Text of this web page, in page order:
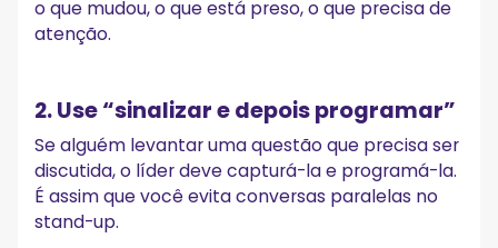
o que mudou, o que está preso, o que precisa de
atenção.
2. Use “sinalizar e depois programar”
Se alguém levantar uma questão que precisa ser
discutida, o líder deve capturá-la e programá-la.
É assim que você evita conversas paralelas no
stand-up.